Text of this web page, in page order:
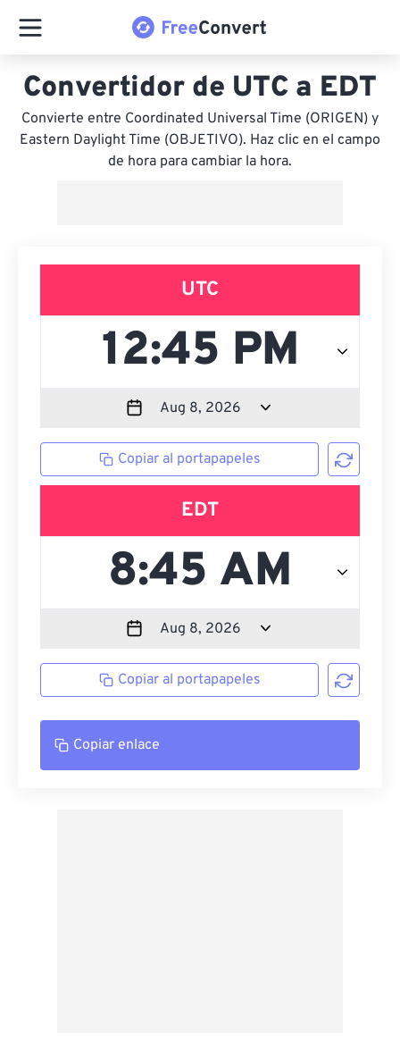
Convertidor de UTC a EDT
Convierte entre Coordinated Universal Time (ORIGEN) y
Eastern Daylight Time (OBJETIVO). Haz clic en el campo
de hora para cambiar la hora.
UTC
Copiar al portapapeles
EDT
Copiar al portapapeles
Copiar enlace